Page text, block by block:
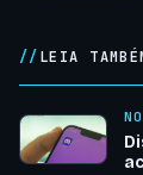
LEIA